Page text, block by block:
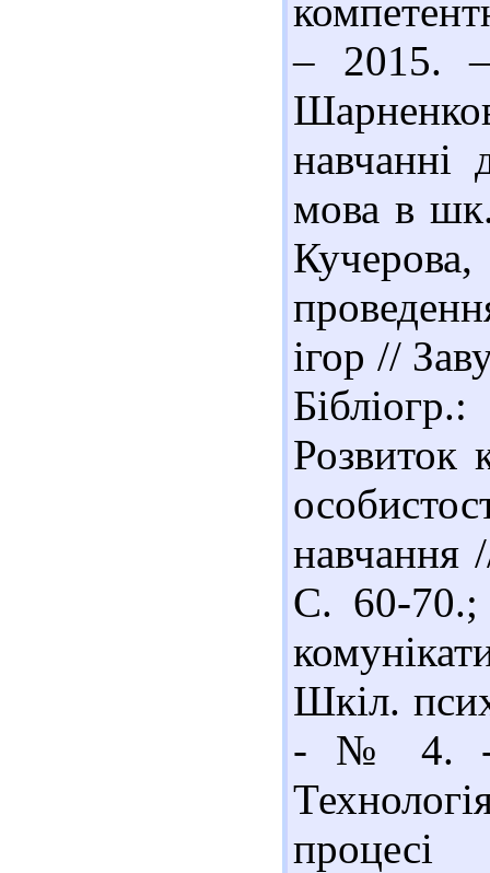
– 2015.
навчанні
мова в
Кучерова,
ігор //
Розвиток
навчання
С. 60-70.;
Шкіл.
- № 4. -
процесі